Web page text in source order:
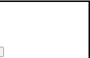
porThemeIsle